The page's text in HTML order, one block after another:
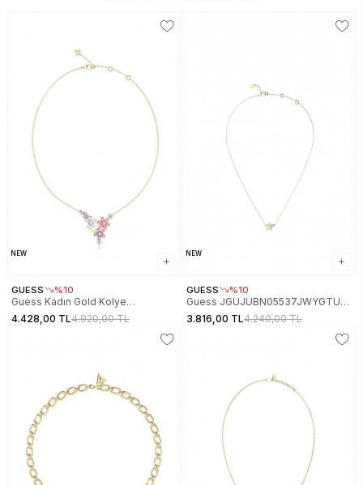
NEW
GUESS %10
Guess Kadın Gold Kolye
JGUJUBN05100JWYGMCTU
4.428,00 TL4.920,00 TL
NEW
GUESS %10
Guess JGUJUBN05537JWYGTU
Yıldız Kadın Kolye
3.816,00 TL4.240,00 TL